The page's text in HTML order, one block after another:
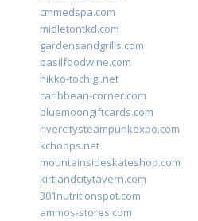
cmmedspa.com
midletontkd.com
gardensandgrills.com
basilfoodwine.com
nikko-tochigi.net
caribbean-corner.com
bluemoongiftcards.com
rivercitysteampunkexpo.com
kchoops.net
mountainsideskateshop.com
kirtlandcitytavern.com
301nutritionspot.com
ammos-stores.com